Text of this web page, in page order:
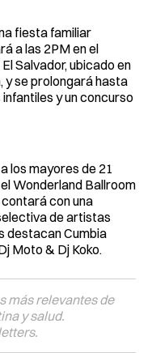
fiesta familiar
a las 2PM en el
Salvador, ubicado en
y se prolongará hasta
y un concurso
los mayores de 21
Wonderland Ballroom
con una
de artistas
destacan Cumbia
Moto & Dj Koko.
más relevantes de
y salud.